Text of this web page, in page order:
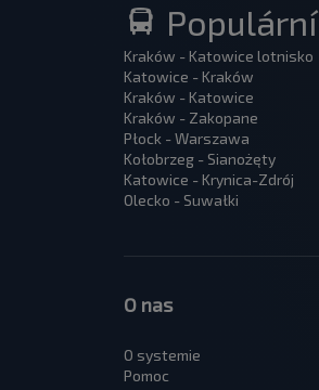
Kraków - Katowice lotnisko
Katowice - Kraków
Kraków - Katowice
Kraków - Zakopane
Płock - Warszawa
Kołobrzeg - Sianożęty
Katowice - Krynica-Zdrój
Olecko - Suwałki
O nas
O systemie
Pomoc